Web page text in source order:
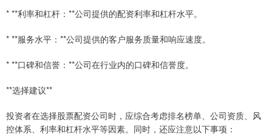
* **利率和杠杆：**公司提供的配资利率和杠杆水平。
* **服务水平：**公司提供的客户服务质量和响应速度。
* **口碑和信誉：**公司在行业内的口碑和信誉度。
**选择建议**
投资者在选择股票配资公司时，应综合考虑排名榜单、公司资质、风
控体系、利率和杠杆水平等因素。同时，还应注意以下事项：